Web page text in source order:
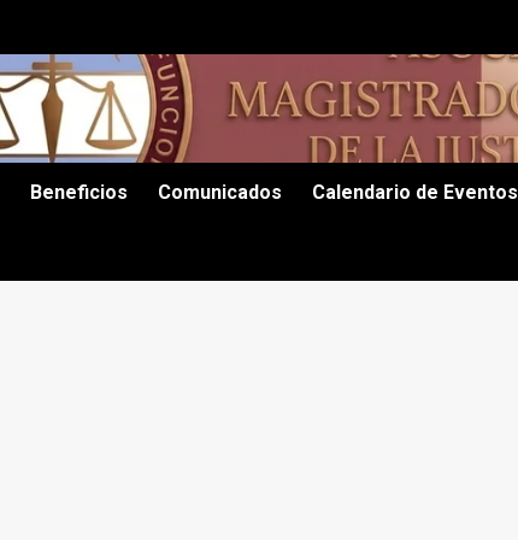
Beneficios Comunicados Calendario de Eventos